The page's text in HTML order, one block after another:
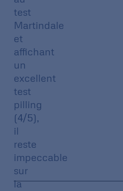
test
Martindale
et
affichant
un
excellent
test
pilling
(4/5),
il
reste
impeccable
sur
la